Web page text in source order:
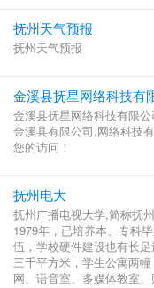
抚州天气预报
抚州天气预报
金溪县抚星网络科技有
金溪县抚星网络科技有限
金溪县有限公司,网络科技
您的访问！
抚州电大
抚州广播电视大学,简称抚
1979年，已培养本、专科
伍，学校硬件建设也有长
三千平方米，学生公寓两
网、语音室、多媒体教室